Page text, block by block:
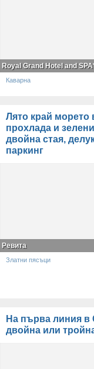
Royal Grand Hotel and
Каварна
Лято край морето
прохлада и
двойна стая,
паркинг
Ревита
Златни пясъци
На първа линия
двойна или